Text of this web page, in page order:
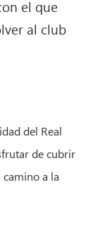
el que
al club
del Real
de cubrir
camino a la